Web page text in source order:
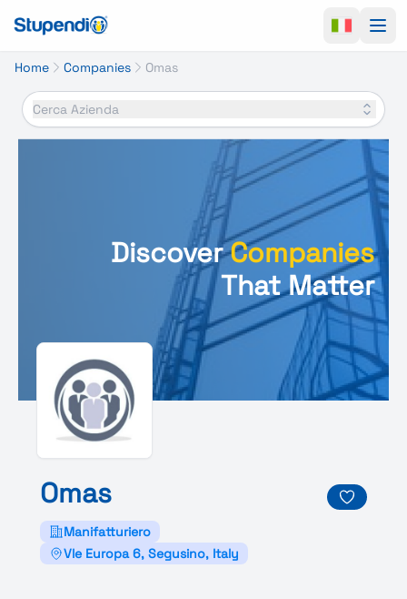
Home Companies Omas
Cerca Azienda
DiscoverCompanies
That Matter
Omas
Manifatturiero
Vle Europa 6, Segusino, Italy